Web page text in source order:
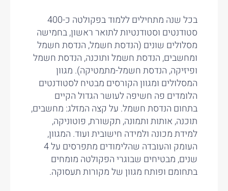
בכל שנה מתחילים ללמוד בפקולטה כ-400
סטודנטים וסטודנטיות לתואר ראשון, בחמישה
מסלולים שונים (הנדסת חשמל, הנדסת חשמל
ומחשבים, הנדסת חשמל ותוכנה, הנדסת חשמל
ופיזיקה, הנדסת חשמל-מתמטיקה). מגוון
המסלולים ומגוון הקורסים מבטיח לסטודנטים
הלומדים פה חשיפה לעושר הגדול הקיים
בתחום הנדסת חשמל. על קצה המזלג: מחשבים,
תוכנה, אותות ותמונה, תקשורת, פוטוניקה,
למידת מכונה ולמידה חישובית ועוד. המגוון,
העומק והעובדה שהלימודים מתפרסים על 4
שנים, מבטיחים שבוגרי הפקולטה מומחים
בתחומם ופותח מגוון של מקורות תעסוקה.